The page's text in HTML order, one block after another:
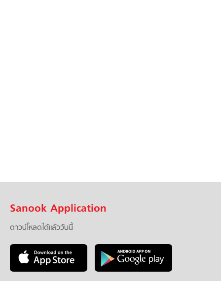
Sanook Application
ดาวน์โหลดได้แล้ววันนี้